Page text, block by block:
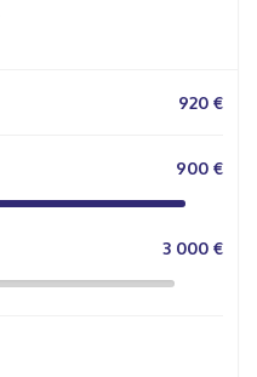
920 €
900 €
3 000 €